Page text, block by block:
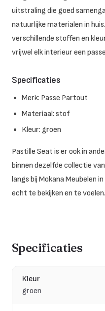
uitstraling die goed
natuurlijke materialen in
verschillende stoffen en
vrijwel elk interieur een
Specificaties
Merk: Passe Partout
Materiaal: stof
Kleur: groen
Pastille Seat is er ook in
binnen dezelfde collectie
langs bij Mokana Meubelen
echt te bekijken en te voelen.
Specificaties
Kleur
groen